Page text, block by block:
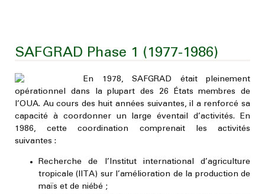
SAFGRAD Phase 1 (1977-1986)
En 1978, SAFGRAD était pleinement
opérationnel dans la plupart des 26 États membres de
l’OUA. Au cours des huit années suivantes, il a renforcé sa
capacité à coordonner un large éventail d’activités. En
1986, cette coordination comprenait les activités
suivantes :
Recherche de l’Institut international d’agriculture
tropicale (IITA) sur l’amélioration de la production de
maïs et de niébé ;